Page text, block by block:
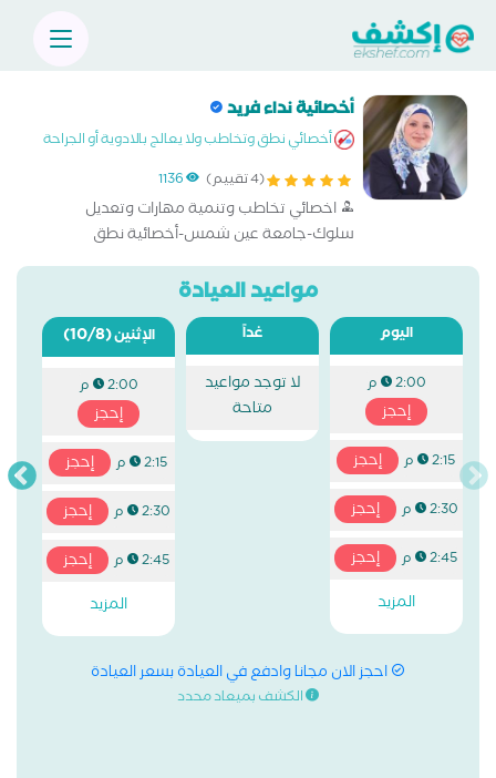
أخصائية نداء فريد
أخصائي نطق وتخاطب ولا يعالج بالادوية أو الجراحة
(4 تقييم)
1136
اخصائي تخاطب وتنمية مهارات وتعديل
سلوك-جامعة عين شمس-أخصائية نطق
وتخاطب-جلسات نطق وتخاطب,أمراض النطق
واللثغات والتأتأة والتلعثم,التأخر اللغوي,الحرمان
البيئي,أمراض الضعف السمعي وزراعة القوقعة
مواعيد العيادة
اليوم
2:00 م
إحجز
2:15 م إحجز
2:30 م إحجز
2:45 م
إحجز
المزيد
غداً
لا توجد مواعيد
متاحة
الإثنين(10/8)
2:00 م
إحجز
2:15 م إحجز
2:30 م إحجز
2:45 م
إحجز
المزيد
احجز الان مجانا وادفع في العيادة بسعر العيادة
الكشف بميعاد محدد